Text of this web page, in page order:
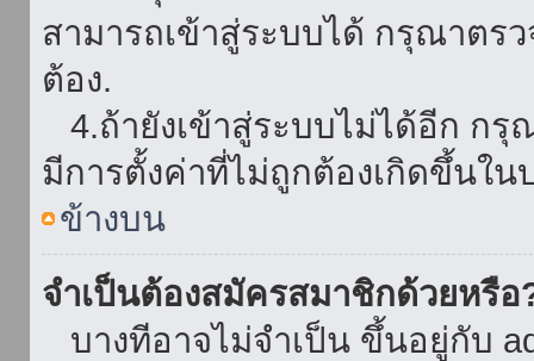
สามารถเข้าสู่ระบบได้ กรุณาตร
ต้อง.
4.ถ้ายังเข้าสู่ระบบไม่ได้อีก กรุ
มีการตั้งค่าที่ไม่ถูกต้องเกิดขึ้นใน
ข้างบน
จำเป็นต้องสมัครสมาชิกด้วยหรือ
บางทีอาจไม่จำเป็น ขึ้นอยู่กับ